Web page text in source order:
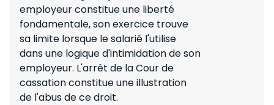
employeur constitue une liberté
fondamentale, son exercice trouve
sa limite lorsque le salarié l'utilise
dans une logique d'intimidation de son
employeur. L'arrêt de la Cour de
cassation constitue une illustration
de l'abus de ce droit.